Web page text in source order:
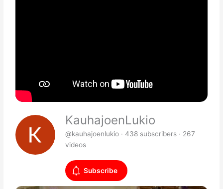
KauhajoenLukio
@kauhajoenlukio · 438 subscribers · 267
videos
Subscribe